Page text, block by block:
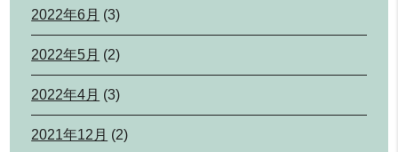
2022年6月 (3)
2022年5月 (2)
2022年4月 (3)
2021年12月 (2)